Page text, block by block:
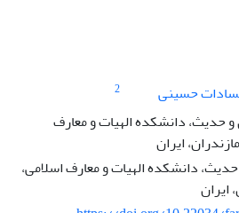
حسینی
2
حدیث، دانشکده الهیات و معارف
ایران
دانشکده الهیات و معارف اسلامی،
ایران